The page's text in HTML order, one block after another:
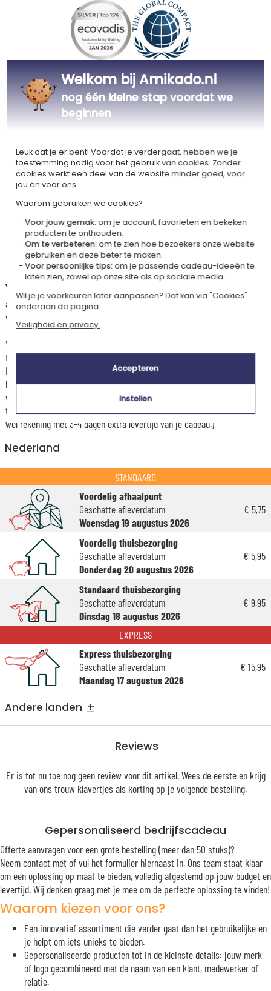
Gecertificeerd
Ecovadis Silver
Lid van
Global Compact
Onze MVO-aanpak
Gepersonaliseerd
in Frankrijk
Gecertificeerd
OEKO-TEX
Reviews
Er is tot nu toe nog geen review voor dit artikel. Wees de eerste en krijg
van ons trouw klavertjes als korting op je volgende bestelling.
Levertijd en verzendkosten
Dit artikel wordt gepersonaliseerd in ons Amikado
atelier. Het komt in aanmerking voor de aanbieding «Gratis verzending
vanaf 85 € aankoop» -
Voor elke bestelling onder 85 €, zijn de onderstaande verzendkosten van
toepassing.
De geschatte levertijden kunt je hieronder vinden. Je kunt de
bezorgopties bepalen: normale levering of express levering. Per cadeau
worden de mogelijke leveropties weergegeven op de artikelpagina en
tijdens de stappen van je winkelwagen. (Als je het geld overmaakt, houd
wel rekening met 3-4 dagen extra levertijd van je cadeau.)
Nederland
STANDAARD
Voordelig afhaalpunt
Geschatte afleverdatum
Woensdag 19 augustus 2026
€ 5,75
Voordelig thuisbezorging
Geschatte afleverdatum
Donderdag 20 augustus 2026
€ 5,95
Standaard thuisbezorging
Geschatte afleverdatum
Dinsdag 18 augustus 2026
€ 9,95
EXPRESS
Express thuisbezorging
Geschatte afleverdatum
Maandag 17 augustus 2026
€ 15,95
Andere landen +
Gepersonaliseerd bedrijfscadeau
Offerte aanvragen voor een grote bestelling (meer dan 50 stuks)?
Neem contact met of vul het formulier hiernaast in. Ons team staat klaar
om een oplossing op maat te bieden, volledig afgestemd op jouw budget en
levertijd. Wij denken graag met je mee om de perfecte oplossing te vinden!
Waarom kiezen voor ons?
Een innovatief assortiment die verder gaat dan het gebruikelijke en
je helpt om iets unieks te bieden.
Gepersonaliseerde producten tot in de kleinste details: jouw merk
of logo gecombineerd met de naam van een klant, medewerker of
relatie.
Welkom bij Amikado.nl
nog één kleine stap voordat we
beginnen
Leuk dat je er bent! Voordat je verdergaat, hebben we je
toestemming nodig voor het gebruik van cookies. Zonder
cookies werkt een deel van de website minder goed, voor
jou én voor ons.
Waarom gebruiken we cookies?
Voor jouw gemak:om je account, favorieten en bekeken
producten te onthouden.
Om te verbeteren:om te zien hoe bezoekers onze website
gebruiken en deze beter te maken.
Voor persoonlijke tips:om je passende cadeau-ideeën te
laten zien, zowel op onze site als op sociale media.
Wil je je voorkeuren later aanpassen? Dat kan via "Cookies"
onderaan de pagina.
Veiligheid en privacy.
Accepteren
Instellen